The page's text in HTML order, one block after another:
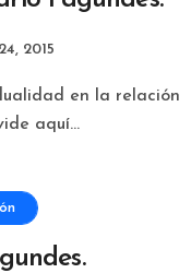
2015
aquí...